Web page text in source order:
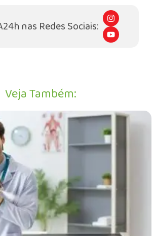
nas Redes Sociais:
I
n
s
t
a
Y
o
u
Veja Também: